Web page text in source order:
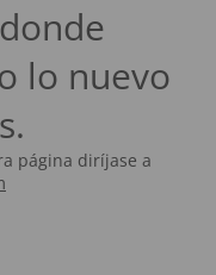
lo nuevo
página diríjase a